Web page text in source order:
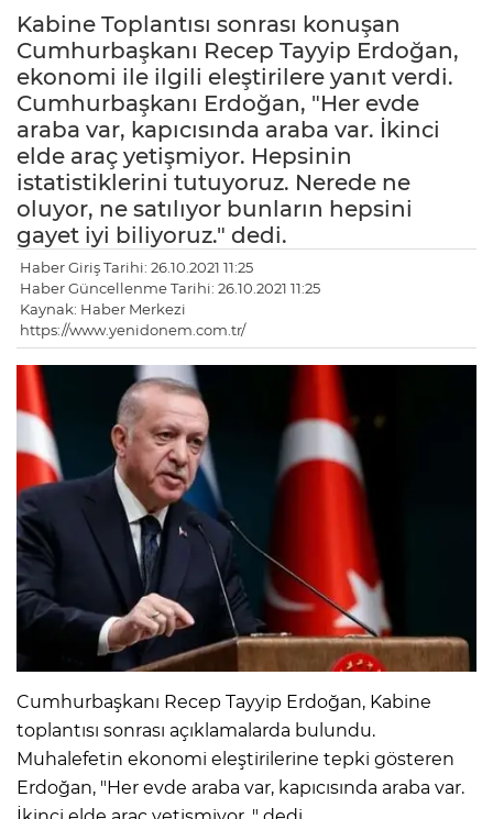
Kabine Toplantısı sonrası konuşan
Cumhurbaşkanı Recep Tayyip Erdoğan,
ekonomi ile ilgili eleştirilere yanıt verdi.
Cumhurbaşkanı Erdoğan, "Her evde
araba var, kapıcısında araba var. İkinci
elde araç yetişmiyor. Hepsinin
istatistiklerini tutuyoruz. Nerede ne
oluyor, ne satılıyor bunların hepsini
gayet iyi biliyoruz." dedi.
Haber Giriş Tarihi: 26.10.2021 11:25
Haber Güncellenme Tarihi: 26.10.2021 11:25
Kaynak: Haber Merkezi
https://www.yenidonem.com.tr/
Cumhurbaşkanı Recep Tayyip Erdoğan, Kabine
toplantısı sonrası açıklamalarda bulundu.
Muhalefetin ekonomi eleştirilerine tepki gösteren
Erdoğan, "Her evde araba var, kapıcısında araba var.